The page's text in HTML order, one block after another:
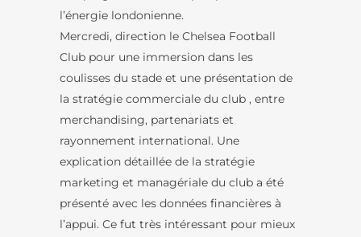
l’énergie londonienne.
Mercredi, direction le Chelsea Football
Club pour une immersion dans les
coulisses du stade et une présentation de
la stratégie commerciale du club , entre
merchandising, partenariats et
rayonnement international. Une
explication détaillée de la stratégie
marketing et managériale du club a été
présenté avec les données financières à
l’appui. Ce fut très intéressant pour mieux